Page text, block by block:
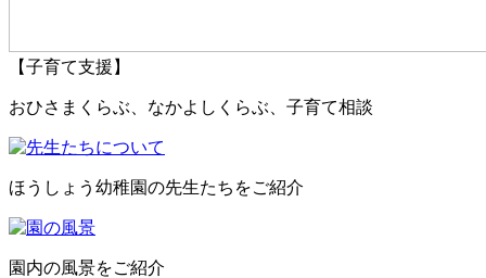
【子育て支援】
おひさまくらぶ、なかよしくらぶ、子育て相談
ほうしょう幼稚園の先生たちをご紹介
園内の風景をご紹介